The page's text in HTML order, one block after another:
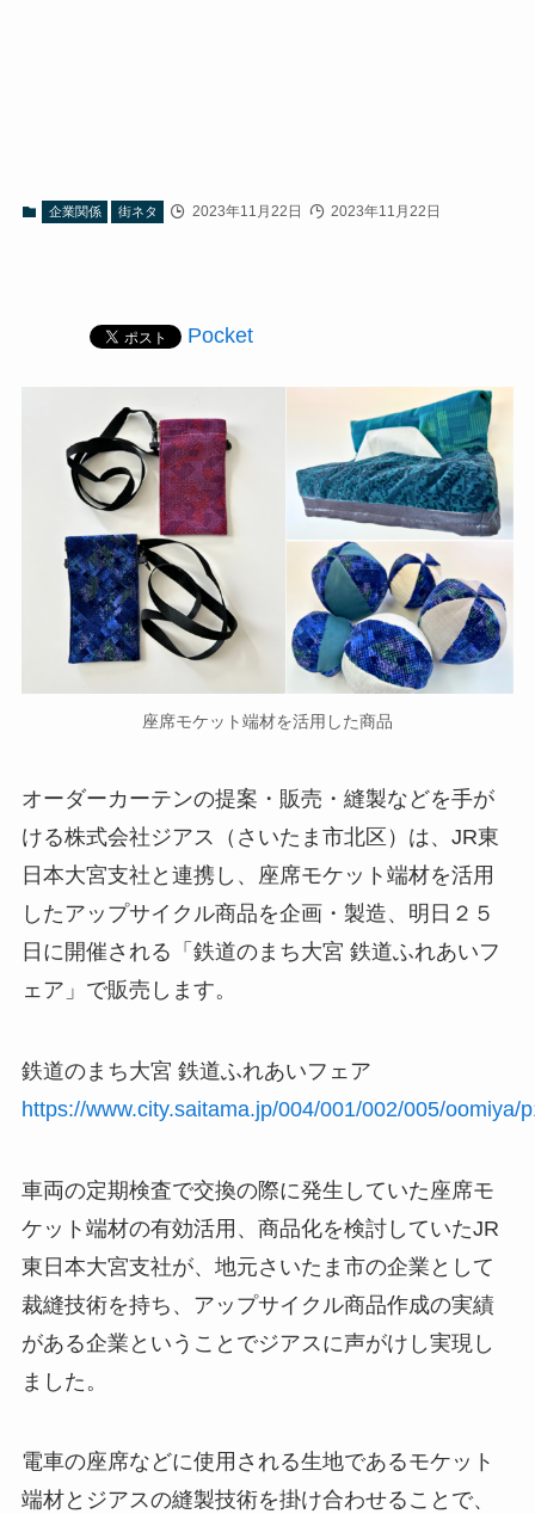
企業関係 街ネタ 2023年11月22日 2023年11月22日
Pocket
座席モケット端材を活用した商品
オーダーカーテンの提案・販売・縫製などを手が
ける株式会社ジアス（さいたま市北区）は、JR東
日本大宮支社と連携し、座席モケット端材を活用
したアップサイクル商品を企画・製造、明日２５
日に開催される「鉄道のまち大宮 鉄道ふれあいフ
ェア」で販売します。
鉄道のまち大宮 鉄道ふれあいフェア
https://www.city.saitama.jp/004/001/002/005/oomiya/
車両の定期検査で交換の際に発生していた座席モ
ケット端材の有効活用、商品化を検討していたJR
東日本大宮支社が、地元さいたま市の企業として
裁縫技術を持ち、アップサイクル商品作成の実績
がある企業ということでジアスに声がけし実現し
ました。
電車の座席などに使用される生地であるモケット
端材とジアスの縫製技術を掛け合わせることで、